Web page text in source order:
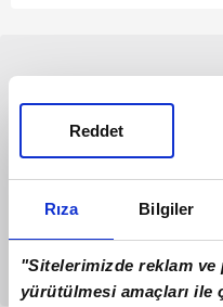
Rıza Bilgiler
"Sitelerimizde reklam
yürütülmesi amaçları ile
Reddet